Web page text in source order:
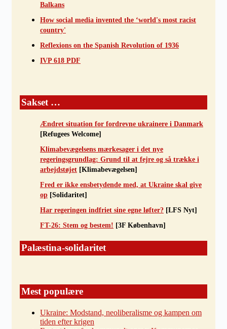
Balkans
How social media invented the ‘world's most racist
country'
Reflexions on the Spanish Revolution of 1936
IVP 618 PDF
Sakset …
Ændret situation for fordrevne ukrainere i Danmark
[Refugees Welcome]
Klimabevægelsens mærkesager i det nye
regeringsgrundlag: Grund til at fejre og så trække i
arbejdstøjet [Klimabevægelsen]
Fred er ikke ensbetydende med, at Ukraine skal give
op [Solidaritet]
Har regeringen indfriet sine egne løfter? [LFS Nyt]
FT-26: Stem og bestem! [3F København]
Palæstina-solidaritet
Mest populære
Ukraine: Modstand, neoliberalisme og kampen om
tiden efter krigen